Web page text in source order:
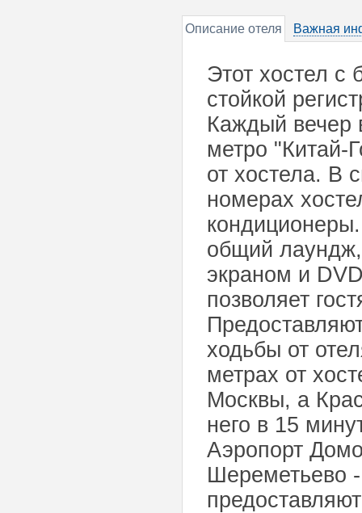
Описание отеля Важная
Этот хостел с
стойкой
Каждый вечер
метро "Китай-
от хостела. В
номерах
общий лаундж,
экраном и
позволяет
ходьбы от
метрах от
Москвы, а
него в 15
Аэропорт
Шереметьево